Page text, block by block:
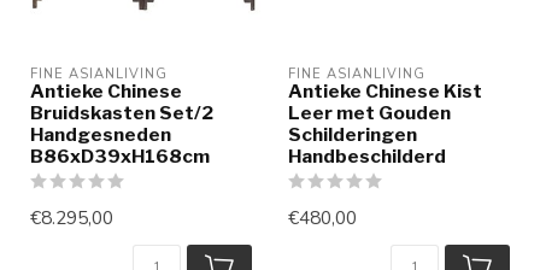
FINE ASIANLIVING
Antieke Chinese
Bruidskasten Set/2
Handgesneden
B86xD39xH168cm
€8.295,00
FINE ASIANLIVING
Antieke Chinese Kist
Leer met Gouden
Schilderingen
Handbeschilderd
€480,00